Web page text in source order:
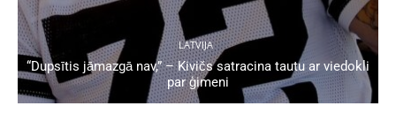
LATVIJA
“Dupsītis jāmazgā nav,” – Kivičs satracina tautu ar viedokli
par ģimeni